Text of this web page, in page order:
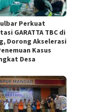
Perkuat
GARATTA TBC di
Dorong Akselerasi
Kasus
Desa